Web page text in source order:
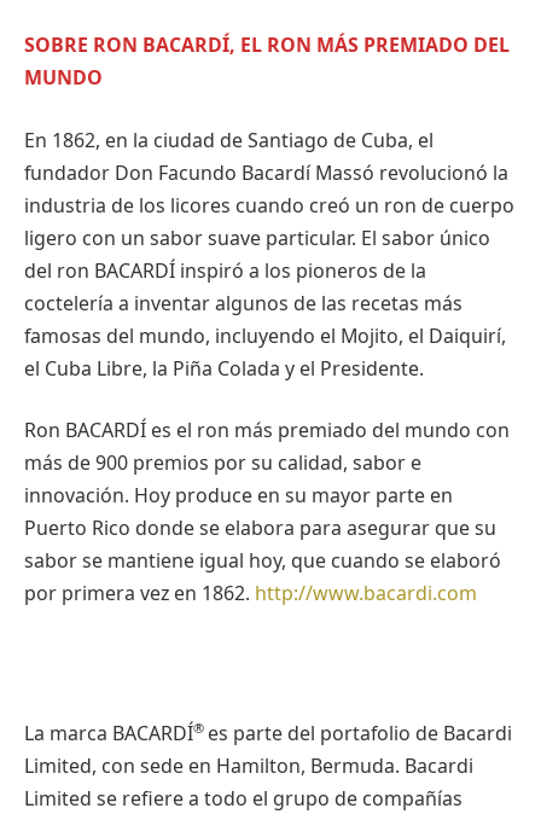
SOBRE RON BACARDÍ, EL RON MÁS PREMIADO DEL
MUNDO
En 1862, en la ciudad de Santiago de Cuba, el
fundador Don Facundo Bacardí Massó revolucionó la
industria de los licores cuando creó un ron de cuerpo
ligero con un sabor suave particular. El sabor único
del ron BACARDÍ inspiró a los pioneros de la
coctelería a inventar algunos de las recetas más
famosas del mundo, incluyendo el Mojito, el Daiquirí,
el Cuba Libre, la Piña Colada y el Presidente.
Ron BACARDÍ es el ron más premiado del mundo con
más de 900 premios por su calidad, sabor e
innovación. Hoy produce en su mayor parte en
Puerto Rico donde se elabora para asegurar que su
sabor se mantiene igual hoy, que cuando se elaboró
por primera vez en 1862. http://www.bacardi.com
La marca BACARDÍ® es parte del portafolio de Bacardi
Limited, con sede en Hamilton, Bermuda. Bacardi
Limited se refiere a todo el grupo de compañías